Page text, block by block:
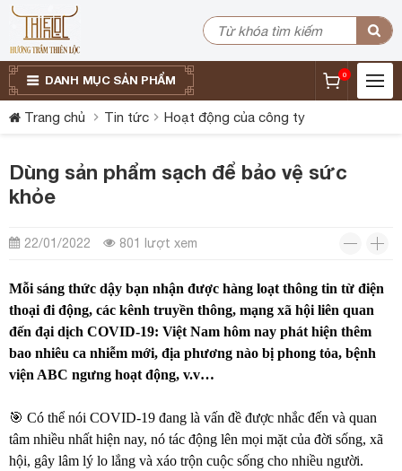
DANH MỤC SẢN PHẨM 0
Trang chủ Tin tức Hoạt động của công ty
Dùng sản phẩm sạch để bảo vệ sức
khỏe
22/01/2022 801 lượt xem
Mỗi sáng thức dậy bạn nhận được hàng loạt thông tin từ điện
thoại đi động, các kênh truyền thông, mạng xã hội liên quan
đến đại dịch COVID-19: Việt Nam hôm nay phát hiện thêm
bao nhiêu ca nhiễm mới, địa phương nào bị phong tỏa, bệnh
viện ABC ngưng hoạt động, v.v…
🎯 Có thể nói COVID-19 đang là vấn đề được nhắc đến và quan
tâm nhiều nhất hiện nay, nó tác động lên mọi mặt của đời sống, xã
hội, gây lâm lý lo lắng và xáo trộn cuộc sống cho nhiều người.